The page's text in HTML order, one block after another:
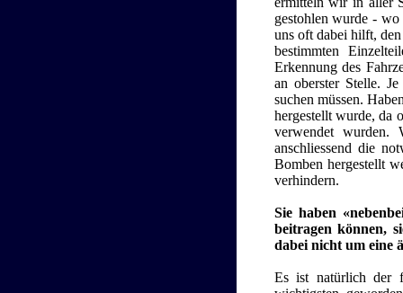
gestohlen wurde -
uns oft dabei hilft,
bestimmten
Erkennung des
an oberster Stelle.
suchen müssen.
hergestellt wurde, da
verwendet wurden.
anschliessend die
Bomben hergestellt
verhindern.
Sie haben
beitragen können,
dabei nicht um eine
Es ist natürlich der